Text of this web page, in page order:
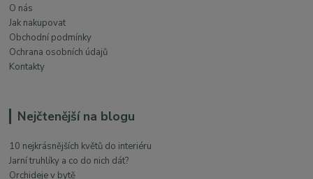
O nás
Jak nakupovat
Obchodní podmínky
Ochrana osobních údajů
Kontakty
Nejčtenější na blogu
10 nejkrásnějších květů do interiéru
Jarní truhlíky a co do nich dát?
Orchideje v bytě